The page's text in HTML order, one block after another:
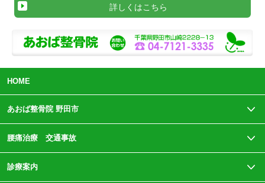
詳しくはこちら
HOME
あおば整骨院 野田市
腰痛治療 交通事故
診療案内